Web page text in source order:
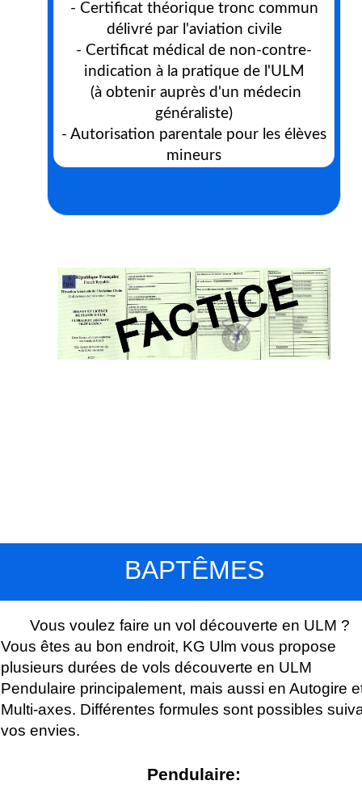
- Certificat théorique tronc commun
délivré par l'aviation civile
- Certificat médical de non-contre-
indication à la pratique de l'ULM
(à obtenir auprès d'un médecin
généraliste)
- Autorisation parentale pour les élèves
mineurs
BAPTÊMES
Vous voulez faire un vol découverte en ULM ?
Vous êtes au bon endroit, KG Ulm vous propose
plusieurs durées de vols découverte en ULM
Pendulaire principalement, mais aussi en Autogire
Multi-axes. Différentes formules sont possibles
vos envies.
Pendulaire: